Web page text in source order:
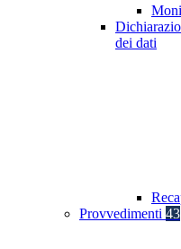
dei dati
Provvedimenti 43